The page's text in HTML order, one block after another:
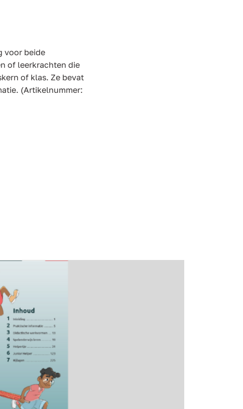
voor beide
of leerkrachten die
of klas. Ze bevat
(Artikelnummer: